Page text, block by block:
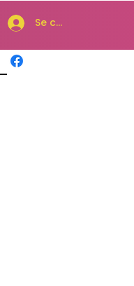
Se connecter